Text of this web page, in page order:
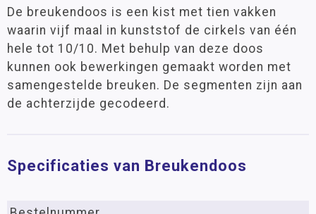
De breukendoos is een kist met tien vakken
waarin vijf maal in kunststof de cirkels van één
hele tot 10/10. Met behulp van deze doos
kunnen ook bewerkingen gemaakt worden met
samengestelde breuken. De segmenten zijn aan
de achterzijde gecodeerd.
Specificaties van Breukendoos